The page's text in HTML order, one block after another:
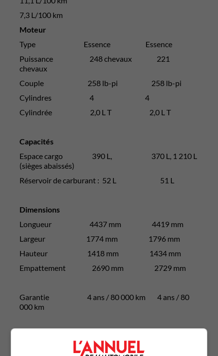
7,3 L/100 km
Moteur
Type Essence Essence
Puissance 248 chevaux 221
chevaux
Couple 258 lb-pi 258 lb-pi
Cylindres 4 4
Cylindrée 2,0 L T 2,0 L T
Capacités
Espace cargo 390 L, 370 L, 1 210 L
(sièges abaissés)
Réservoir de carburant : 52 L 51 L
Dimensions
Longueur 4437 mm 4419 mm
Largeur 1774 mm 1796 mm
Hauteur 1418 mm 1434 mm
Empattement 2690 mm 2729 mm
Garantie 4 ans / 80 000 km 4 ans / 80
000 km